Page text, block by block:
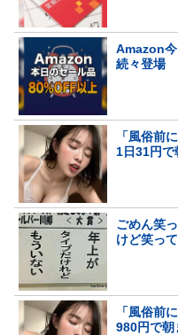
Amazon
続々登場
「風俗前
1日31円
ごめん笑
けど笑っ
「風俗前
980円で朝